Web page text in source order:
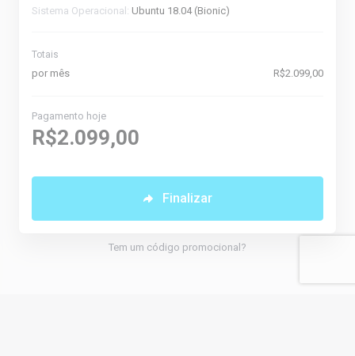
Sistema Operacional: Ubuntu 18.04 (Bionic)
Totais
por mês R$2.099,00
Pagamento hoje
R$2.099,00
Finalizar
Tem um código promocional?